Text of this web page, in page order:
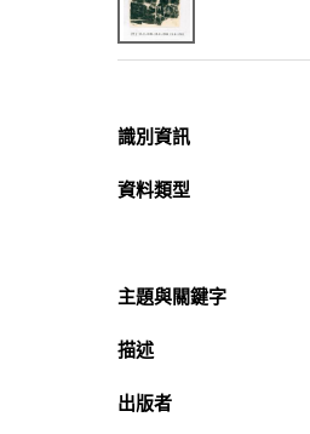
識別資訊
資料類型
主題與關鍵字
描述
出版者